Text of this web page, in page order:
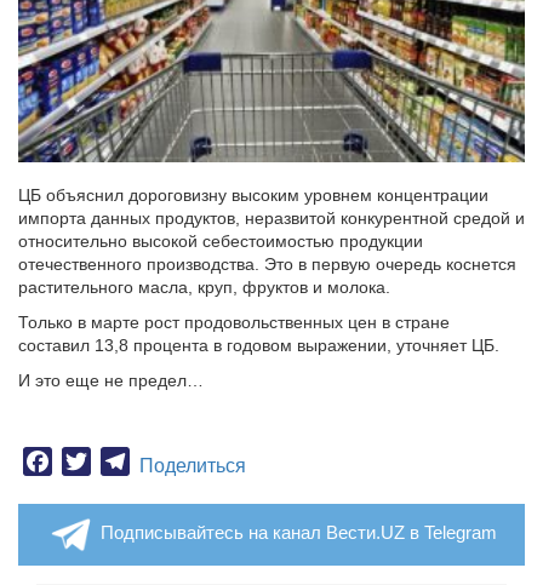
ЦБ объяснил дороговизну высоким уровнем концентрации
импорта данных продуктов, неразвитой конкурентной средой и
относительно высокой себестоимостью продукции
отечественного производства. Это в первую очередь коснется
растительного масла, круп, фруктов и молока.
Только в марте рост продовольственных цен в стране
составил 13,8 процента в годовом выражении, уточняет ЦБ.
И это еще не предел…
Facebook
TwitterTelegram
Поделиться
Подписывайтесь на канал Вести.UZ в Telegram